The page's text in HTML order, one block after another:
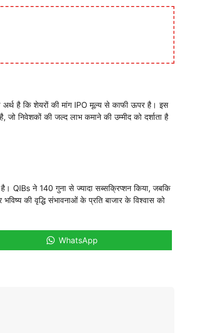
है कि शेयरों की मांग IPO मूल्य से काफी ऊपर है। इस
निवेशकों की जल्द लाभ कमाने की उम्मीद को दर्शाता है
QIBs ने 140 गुना से ज्यादा सब्सक्रिप्शन किया, जबकि
की वृद्धि संभावनाओं के प्रति बाजार के विश्वास को
WhatsApp